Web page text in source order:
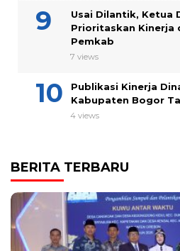
Usai Dilantik, Ketua
Prioritaskan Kinerja
Pemkab
7 views
Publikasi Kinerja
Kabupaten Bogor
4 views
BERITA TERBARU